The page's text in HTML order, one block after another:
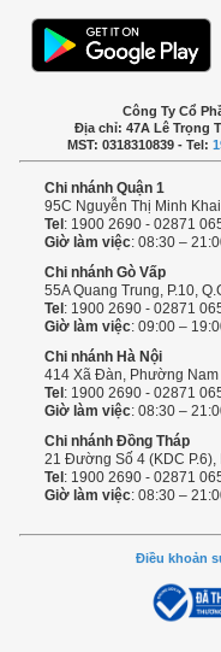
Công Ty Cổ
Địa chỉ: 47A Lê Trọng
MST: 0318310839 - Tel:
Chi nhánh Quận 1
95C Nguyễn Thị Minh
Tel : 1900 2690 - 02871
Giờ làm việc: 08:30 –
Chi nhánh Gò Vấp
55A Quang Trung, P.10,
Tel : 1900 2690 - 02871
Giờ làm việc: 09:00 –
Chi nhánh Hà Nội
414 Xã Đàn, Phường
Tel : 1900 2690 - 02871
Giờ làm việc: 08:30 –
Chi nhánh Đồng Tháp
21 Đường Số 4 (KDC
Tel : 1900 2690 - 02871
Giờ làm việc: 08:30 –
Điều khoản